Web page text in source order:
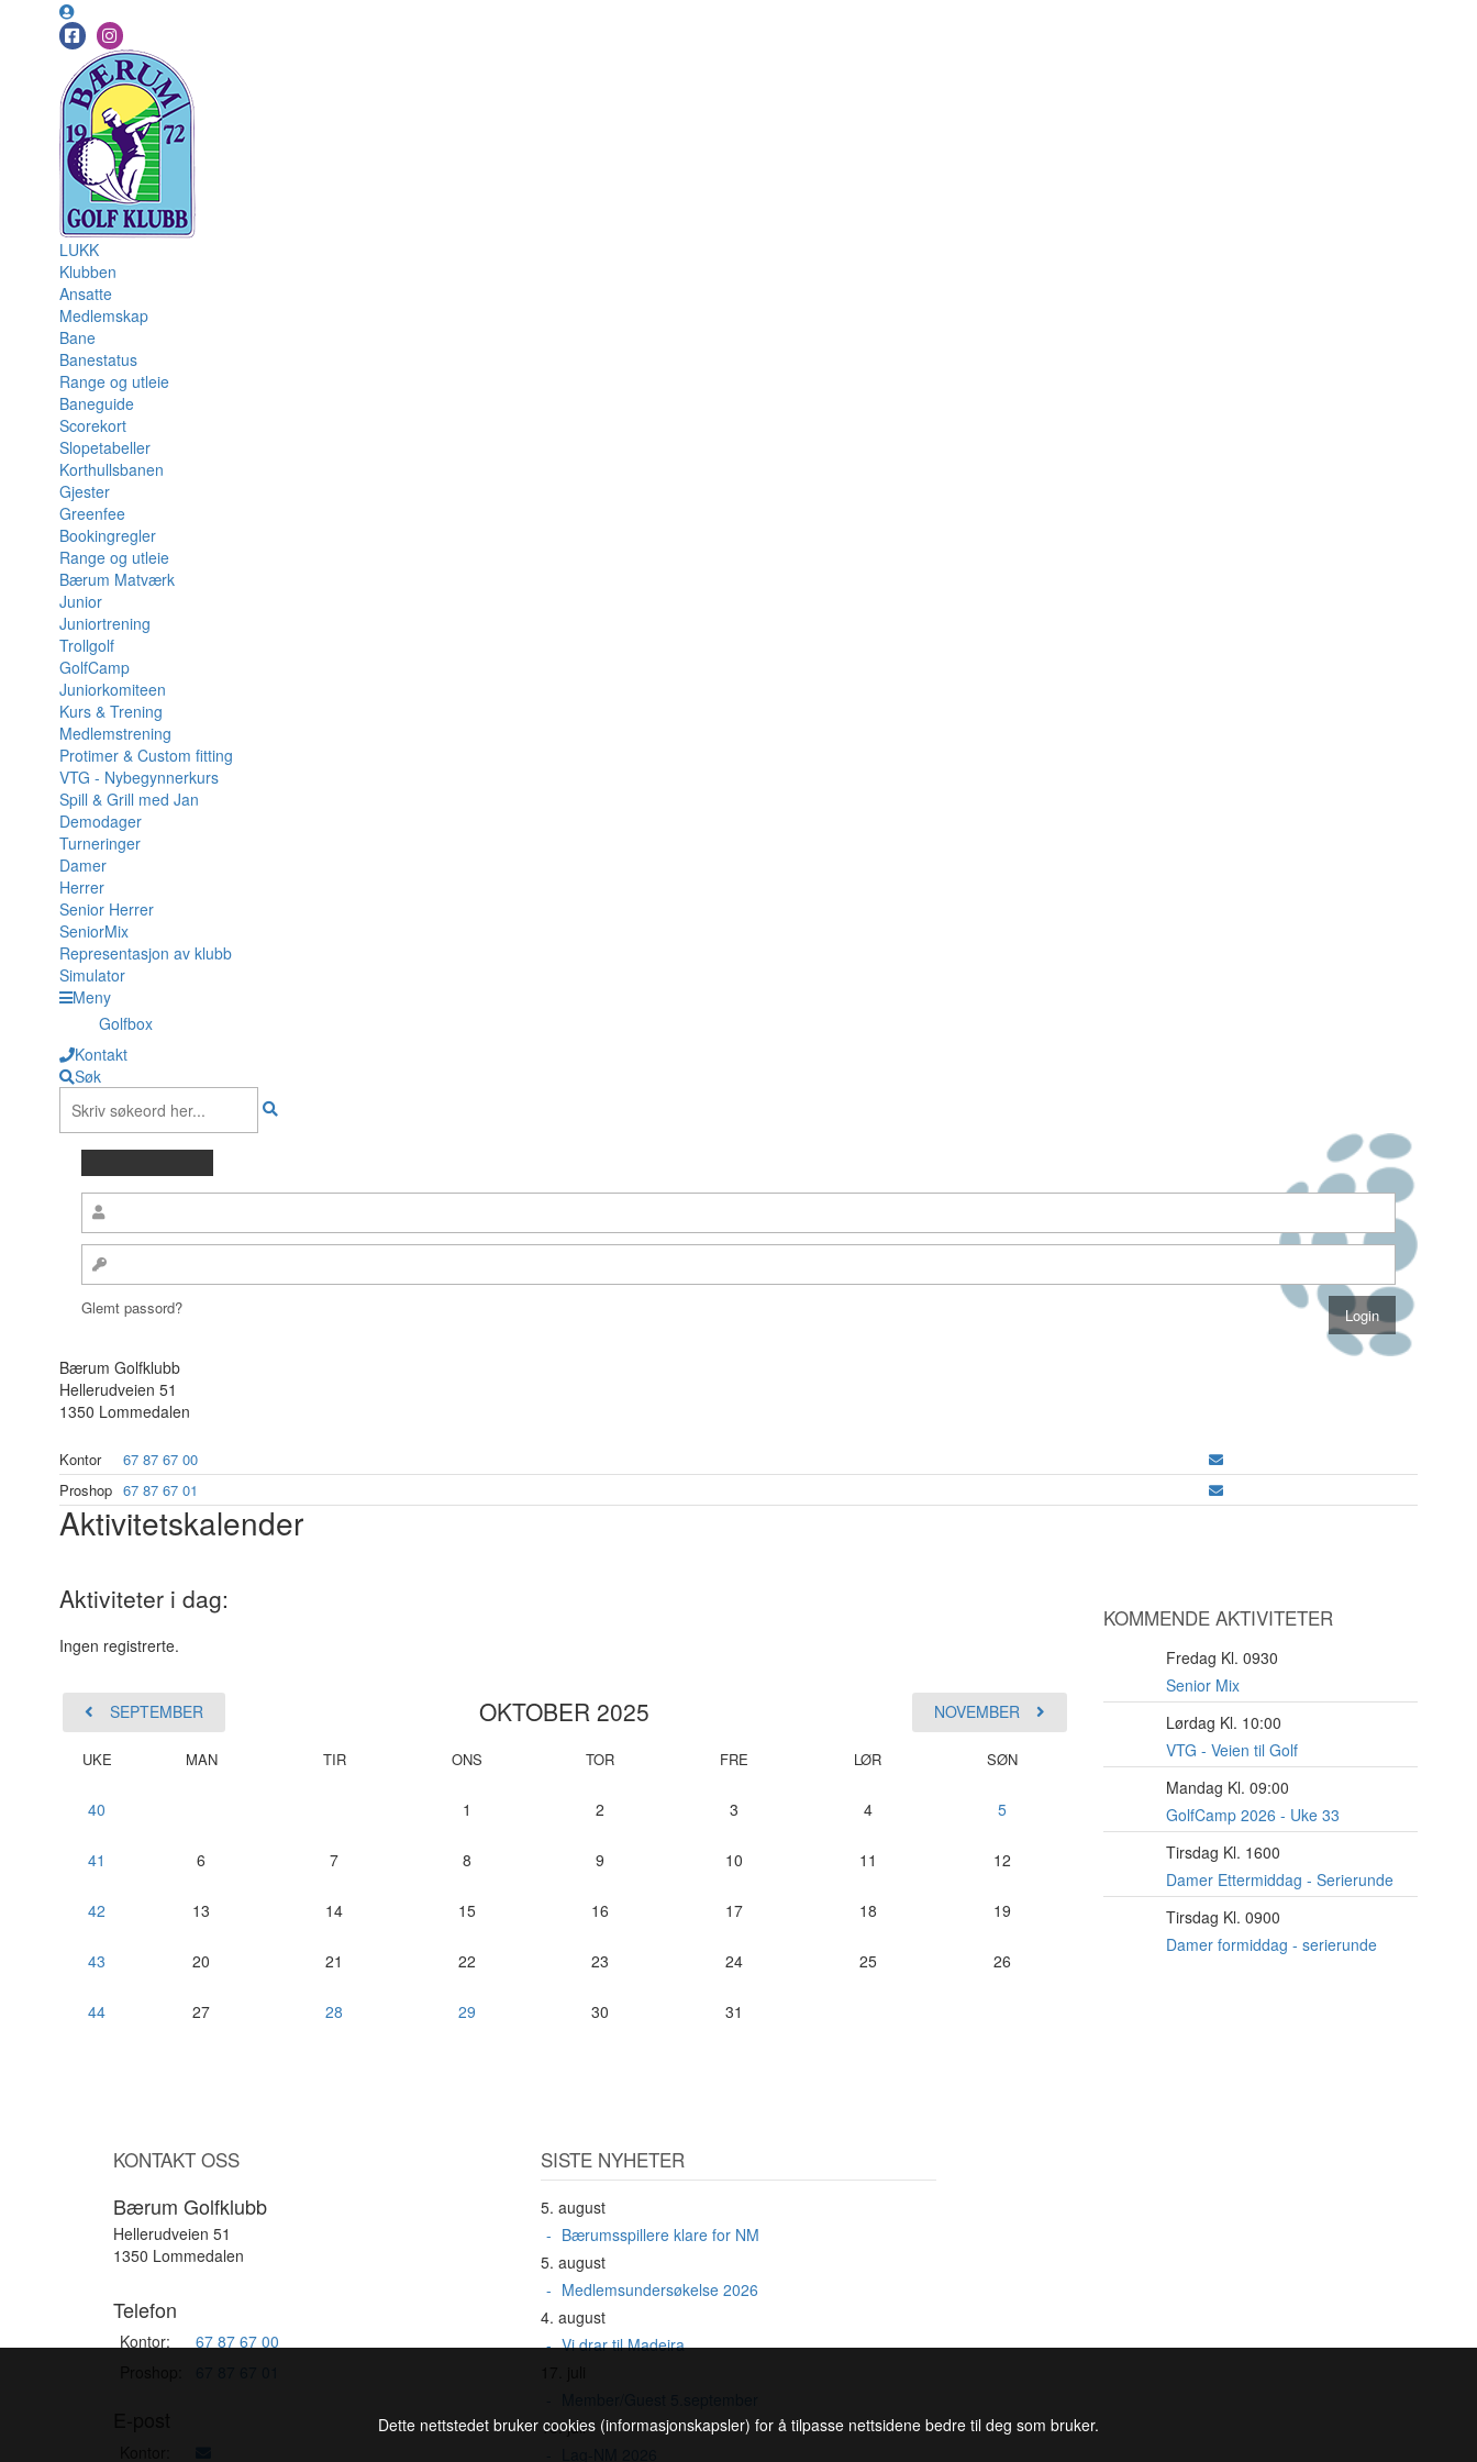
LUKK
Klubben
Ansatte
Medlemskap
Bane
Banestatus
Range og utleie
Baneguide
Scorekort
Slopetabeller
Korthullsbanen
Gjester
Greenfee
Bookingregler
Range og utleie
Bærum Matværk
Junior
Juniortrening
Trollgolf
GolfCamp
Juniorkomiteen
Kurs & Trening
Medlemstrening
Protimer & Custom fitting
VTG - Nybegynnerkurs
Spill & Grill med Jan
Demodager
Turneringer
Damer
Herrer
Senior Herrer
SeniorMix
Representasjon av klubb
Simulator
Meny
Golfbox
Kontakt
Søk
Glemt passord?
Bærum Golfklubb
Hellerudveien 51
1350 Lommedalen
Kontor
67 87 67 00
Proshop 67 87 67 01
Aktivitetskalender
Aktiviteter i dag:
Ingen registrerte.
SEPTEMBER NOVEMBER
OKTOBER 2025
UKE MAN TIR ONS TOR FRE LØR SØN
40 1 2 3 4 5
41 6 7 8 9 10 11 12
42 13 14 15 16 17 18 19
43 20 21 22 23 24 25 26
44 27 28 29 30 31
KOMMENDE AKTIVITETER
Fredag Kl. 0930
Senior Mix
Lørdag Kl. 10:00
VTG - Veien til Golf
Mandag Kl. 09:00
GolfCamp 2026 - Uke 33
Tirsdag Kl. 1600
Damer Ettermiddag - Serierunde
Tirsdag Kl. 0900
Damer formiddag - serierunde
KONTAKT OSS
Bærum Golfklubb
Hellerudveien 51
1350 Lommedalen
Telefon
Kontor:
67 87 67 00
SISTE NYHETER
5. august
Bærumsspillere klare for NM
5. august
Medlemsundersøkelse 2026
4. august
Vi drar til Madeira
16. juli
Dette nettstedet bruker cookies (informasjonskapsler) for å tilpasse nettsidene bedre til deg som bruker.